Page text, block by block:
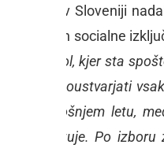
rast v Sloveniji
revščine in socialne
Petrol, kjer sta
pomaga soustvarjati
v letošnjem letu,
povezuje. Po